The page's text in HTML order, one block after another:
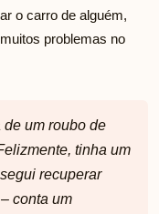
o carro de alguém,
problemas no
de um roubo de
tinha um
recuperar
conta um